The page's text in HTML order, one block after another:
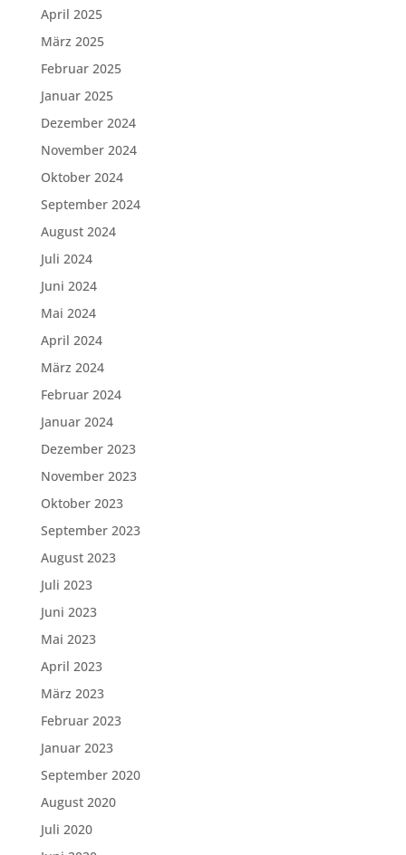
April 2025
März 2025
Februar 2025
Januar 2025
Dezember 2024
November 2024
Oktober 2024
September 2024
August 2024
Juli 2024
Juni 2024
Mai 2024
April 2024
März 2024
Februar 2024
Januar 2024
Dezember 2023
November 2023
Oktober 2023
September 2023
August 2023
Juli 2023
Juni 2023
Mai 2023
April 2023
März 2023
Februar 2023
Januar 2023
September 2020
August 2020
Juli 2020